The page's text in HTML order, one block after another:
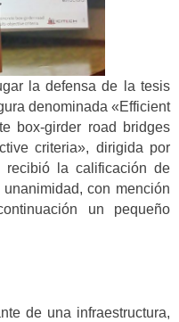
la defensa de la tesis
denominada «Efficient
box-girder road bridges
criteria», dirigida por
recibió la calificación de
con mención
un pequeño
de una infraestructura,